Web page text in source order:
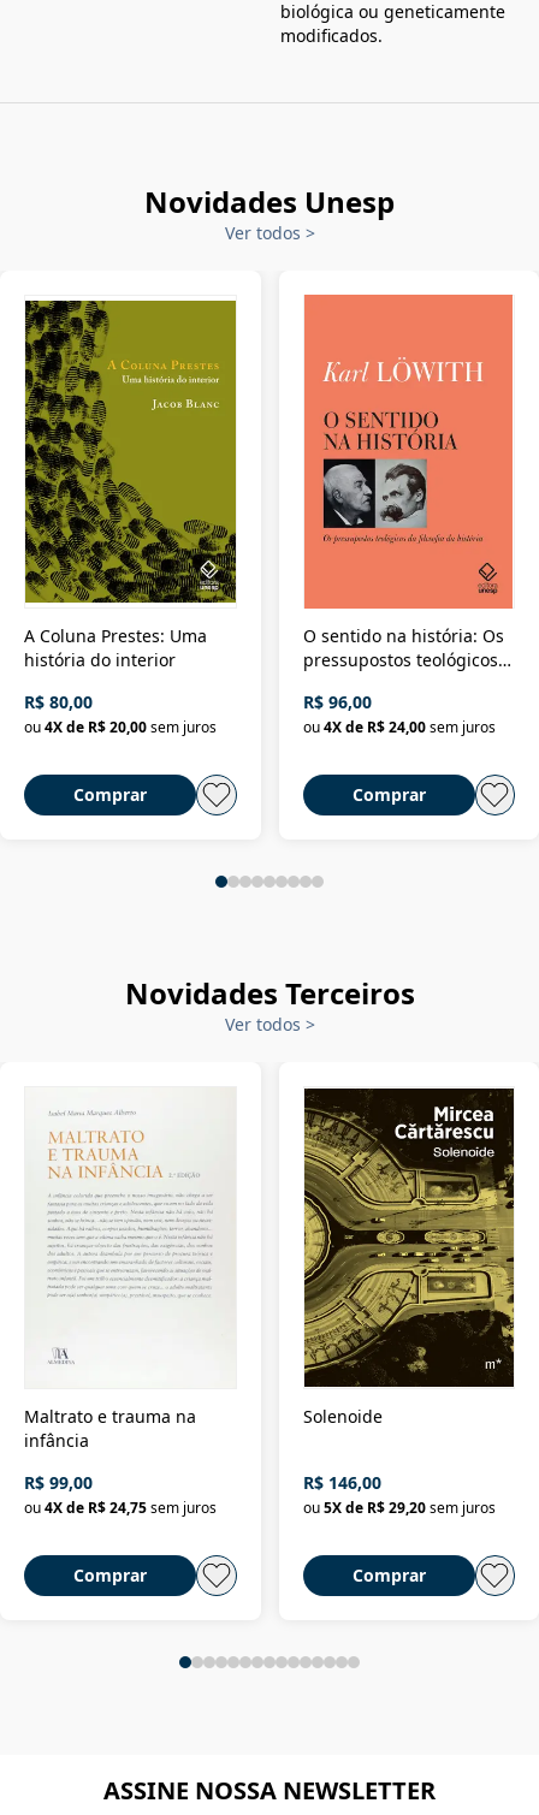
biológica ou geneticamente
modificados.
Novidades Unesp
Ver todos >
A Coluna Prestes: Uma
história do interior
R$ 80,00
ou4X de R$ 20,00sem juros
Comprar
O sentido na história: Os
pressupostos teológicos
R$ 96,00
ou 4X de R$ 24,00 sem juros
Comprar
Novidades Terceiros
Ver todos >
Maltrato e trauma na
infância
R$ 99,00
ou4X de R$ 24,75sem juros
Comprar
Solenoide
R$ 146,00
ou 5X de R$ 29,20 sem juros
Comprar
ASSINE NOSSA NEWSLETTER